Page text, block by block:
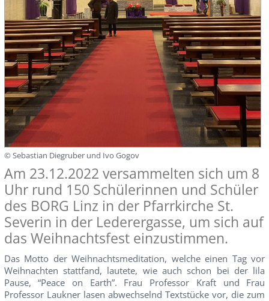
© Sebastian Diegruber und Ivo Gogov
Am 23.12.2022 versammelten sich um 8
Uhr rund 150 Schülerinnen und Schüler
des BORG Linz in der Pfarrkirche St.
Severin in der Lederergasse, um sich auf
das Weihnachtsfest einzustimmen.
Das Motto der Weihnachtsmeditation, welche einen Tag vor
Weihnachten stattfand, lautete, wie auch schon bei der lila
Pause, “Peace on Earth”. Frau Professor Kraft und Frau
Professor Laukner lasen abwechselnd Textstücke vor, die zum